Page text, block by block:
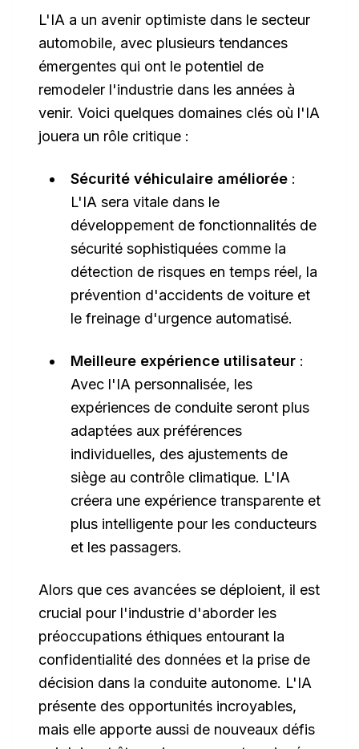
L'IA a un avenir optimiste dans le secteur
automobile, avec plusieurs tendances
émergentes qui ont le potentiel de
remodeler l'industrie dans les années à
venir. Voici quelques domaines clés où l'IA
jouera un rôle critique :
Sécurité véhiculaire améliorée :
L'IA sera vitale dans le
développement de fonctionnalités de
sécurité sophistiquées comme la
détection de risques en temps réel, la
prévention d'accidents de voiture et
le freinage d'urgence automatisé.
Meilleure expérience utilisateur :
Avec l'IA personnalisée, les
expériences de conduite seront plus
adaptées aux préférences
individuelles, des ajustements de
siège au contrôle climatique. L'IA
créera une expérience transparente et
plus intelligente pour les conducteurs
et les passagers.
Alors que ces avancées se déploient, il est
crucial pour l'industrie d'aborder les
préoccupations éthiques entourant la
confidentialité des données et la prise de
décision dans la conduite autonome. L'IA
présente des opportunités incroyables,
mais elle apporte aussi de nouveaux défis